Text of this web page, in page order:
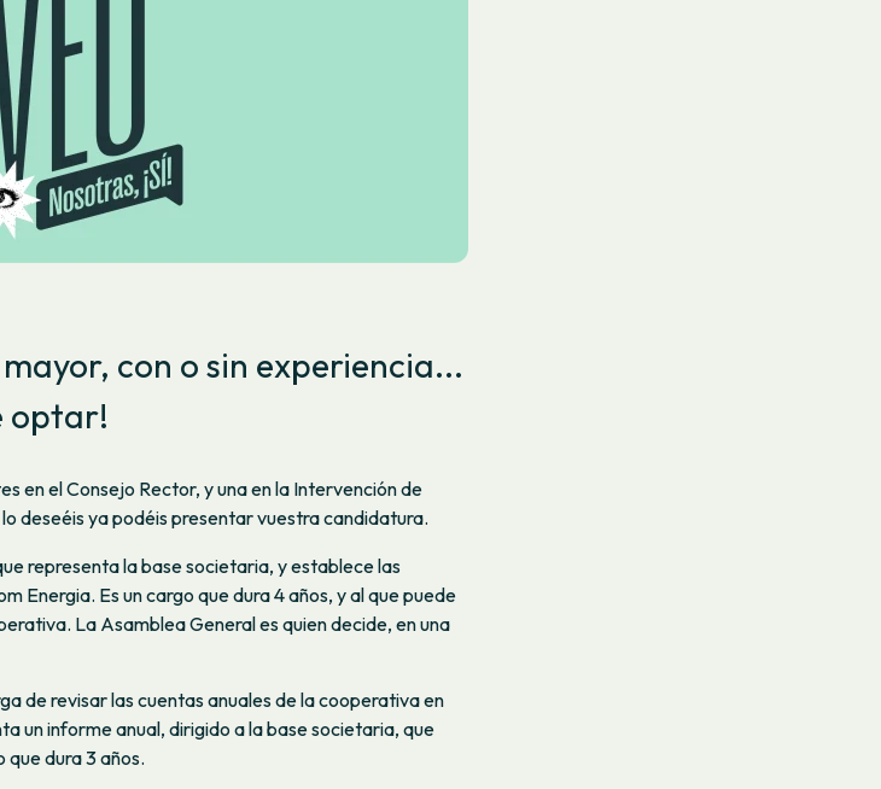
con o sin experiencia...
optar!
en el Consejo Rector, y una en la Intervención de
deseéis ya podéis presentar vuestra candidatura.
representa la base societaria, y establece las
Energia. Es un cargo que dura 4 años, y al que puede
La Asamblea General es quien decide, en una
de revisar las cuentas anuales de la cooperativa en
un informe anual, dirigido a la base societaria, que
que dura 3 años.